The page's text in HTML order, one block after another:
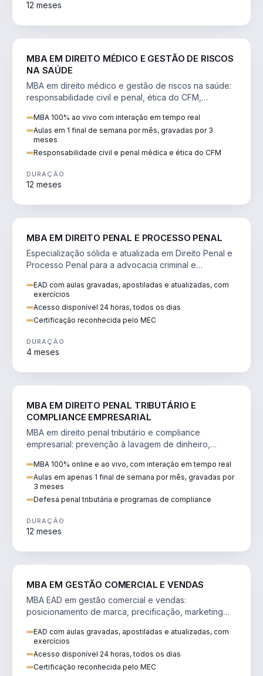
12 meses
MBA EM DIREITO MÉDICO E GESTÃO DE RISCOS
NA SAÚDE
MBA em direito médico e gestão de riscos na saúde:
responsabilidade civil e penal, ética do CFM,
MBA 100% ao vivo com interação em tempo real
Aulas em 1 final de semana por mês, gravadas por 3
meses
Responsabilidade civil e penal médica e ética do CFM
DURAÇÃO
12 meses
MBA EM DIREITO PENAL E PROCESSO PENAL
Especialização sólida e atualizada em Direito Penal e
Processo Penal para a advocacia criminal e
EAD com aulas gravadas, apostiladas e atualizadas, com
exercícios
Acesso disponível 24 horas, todos os dias
Certificação reconhecida pelo MEC
DURAÇÃO
4 meses
MBA EM DIREITO PENAL TRIBUTÁRIO E
COMPLIANCE EMPRESARIAL
MBA em direito penal tributário e compliance
empresarial: prevenção à lavagem de dinheiro,
MBA 100% online e ao vivo, com interação em tempo real
Aulas em apenas 1 final de semana por mês, gravadas por
3 meses
Defesa penal tributária e programas de compliance
DURAÇÃO
12 meses
MBA EM GESTÃO COMERCIAL E VENDAS
MBA EAD em gestão comercial e vendas:
posicionamento de marca, precificação, marketing
EAD com aulas gravadas, apostiladas e atualizadas, com
exercícios
Acesso disponível 24 horas, todos os dias
Certificação reconhecida pelo MEC